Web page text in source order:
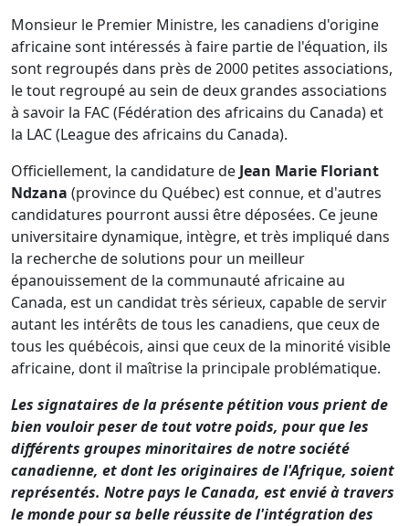
Monsieur le Premier Ministre, les canadiens d'origine
africaine sont intéressés à faire partie de l'équation, ils
sont regroupés dans près de 2000 petites associations,
le tout regroupé au sein de deux grandes associations
à savoir la FAC (Fédération des africains du Canada) et
la LAC (League des africains du Canada).
Officiellement, la candidature de Jean Marie Floriant
Ndzana (province du Québec) est connue, et d'autres
candidatures pourront aussi être déposées. Ce jeune
universitaire dynamique, intègre, et très impliqué dans
la recherche de solutions pour un meilleur
épanouissement de la communauté africaine au
Canada, est un candidat très sérieux, capable de servir
autant les intérêts de tous les canadiens, que ceux de
tous les québécois, ainsi que ceux de la minorité visible
africaine, dont il maîtrise la principale problématique.
Les signataires de la présente pétition vous prient de
bien vouloir peser de tout votre poids, pour que les
différents groupes minoritaires de notre société
canadienne, et dont les originaires de l'Afrique, soient
représentés. Notre pays le Canada, est envié à travers
le monde pour sa belle réussite de l'intégration des